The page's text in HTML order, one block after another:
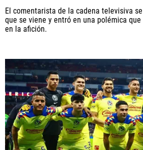
El comentarista de la cadena televisiva
que se viene y entró en una polémica
en la afición.